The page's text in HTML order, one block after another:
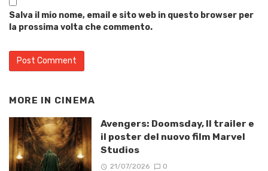
Salva il mio nome, email e sito web in questo browser per
la prossima volta che commento.
MORE IN CINEMA
Avengers: Doomsday, Il trailer e
il poster del nuovo film Marvel
Studios
21/07/2026 0